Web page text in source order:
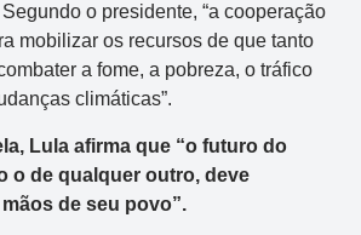
o presidente, “a cooperação
mobilizar os recursos de que tanto
a fome, a pobreza, o tráfico
climáticas”.
Lula afirma que “o futuro do
o de qualquer outro, deve
de seu povo”.